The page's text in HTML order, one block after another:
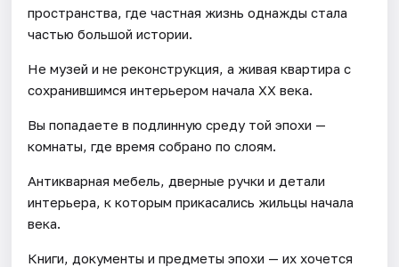
пространства, где частная жизнь однажды стала
частью большой истории.
Не музей и не реконструкция, а живая квартира с
сохранившимся интерьером начала XX века.
Вы попадаете в подлинную среду той эпохи —
комнаты, где время собрано по слоям.
Антикварная мебель, дверные ручки и детали
интерьера, к которым прикасались жильцы начала
века.
Книги, документы и предметы эпохи — их хочется